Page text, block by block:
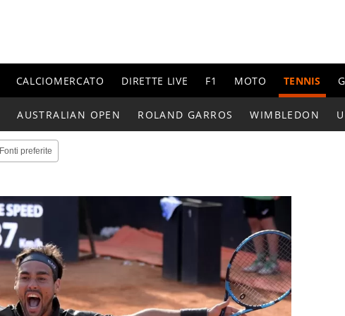
CALCIOMERCATO DIRETTE LIVE F1 MOTO TENNIS
AUSTRALIAN OPEN ROLAND GARROS WIMBLEDON
Fonti preferite